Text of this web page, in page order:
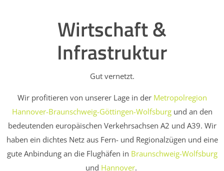
Wirtschaft &
Infrastruktur
Gut vernetzt.
Wir profitieren von unserer Lage in der Metropolregion
Hannover-Braunschweig-Göttingen-Wolfsburgund an den
bedeutenden europäischen Verkehrsachsen A2 und A39. Wir
haben ein dichtes Netz aus Fern- und Regionalzügen und eine
gute Anbindung an die Flughäfen in Braunschweig-Wolfsburg
und Hannover.